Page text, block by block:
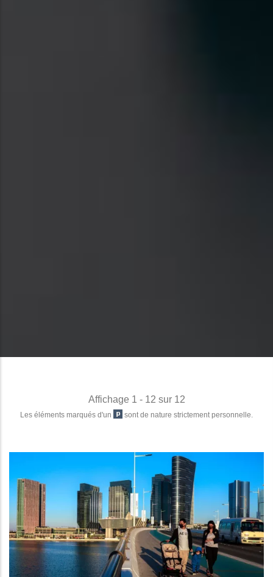
Affichage 1 - 12 sur 12
Les éléments marqués d'un sont de nature strictement personnelle.